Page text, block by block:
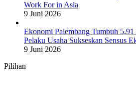
Work For in Asia
9 Juni 2026
Ekonomi Palembang Tumbuh
Pelaku Usaha Sukseskan Sensus
9 Juni 2026
Pilihan